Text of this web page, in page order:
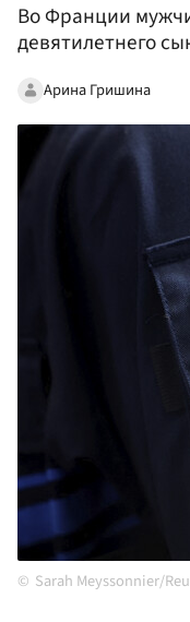
Во Франции
девятилетнего
Арина Гришина
Sarah Meyssonnier/